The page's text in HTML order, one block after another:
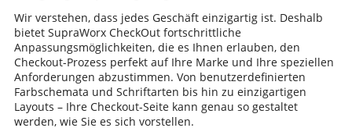
Wir verstehen, dass jedes Geschäft einzigartig ist. Deshalb
bietet SupraWorx CheckOut fortschrittliche
Anpassungsmöglichkeiten, die es Ihnen erlauben, den
Checkout-Prozess perfekt auf Ihre Marke und Ihre speziellen
Anforderungen abzustimmen. Von benutzerdefinierten
Farbschemata und Schriftarten bis hin zu einzigartigen
Layouts – Ihre Checkout-Seite kann genau so gestaltet
werden, wie Sie es sich vorstellen.